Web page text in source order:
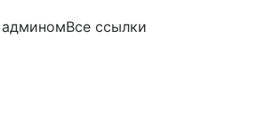
ссылки